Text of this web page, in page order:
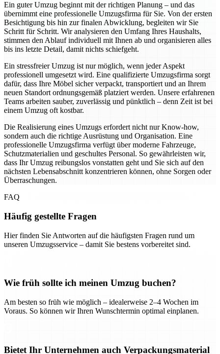
Ein guter Umzug beginnt mit der richtigen Planung – und das
übernimmt eine professionelle Umzugsfirma für Sie. Von der ersten
Besichtigung bis hin zur finalen Abwicklung, begleiten wir Sie
Schritt für Schritt. Wir analysieren den Umfang Ihres Haushalts,
stimmen den Ablauf individuell mit Ihnen ab und organisieren alles
bis ins letzte Detail, damit nichts schiefgeht.
Ein stressfreier Umzug ist nur möglich, wenn jeder Aspekt
professionell umgesetzt wird. Eine qualifizierte Umzugsfirma sorgt
dafür, dass Ihre Möbel sicher verpackt, transportiert und an Ihrem
neuen Standort ordnungsgemäß platziert werden. Unsere erfahrenen
Teams arbeiten sauber, zuverlässig und pünktlich – denn Zeit ist bei
einem Umzug oft kostbar.
Die Realisierung eines Umzugs erfordert nicht nur Know-how,
sondern auch die richtige Ausrüstung und Organisation. Eine
professionelle Umzugsfirma verfügt über moderne Fahrzeuge,
Schutzmaterialien und geschultes Personal. So gewährleisten wir,
dass Ihr Umzug reibungslos vonstatten geht und Sie sich auf den
nächsten Lebensabschnitt konzentrieren können, ohne Sorgen oder
Überraschungen.
FAQ
Häufig gestellte Fragen
Hier finden Sie Antworten auf die häufigsten Fragen rund um
unseren Umzugsservice – damit Sie bestens vorbereitet sind.
Wie früh sollte ich meinen Umzug buchen?
Am besten so früh wie möglich – idealerweise 2–4 Wochen im
Voraus. So können wir Ihren Wunschtermin optimal einplanen.
Bietet Ihr Unternehmen auch Verpackungsmaterial